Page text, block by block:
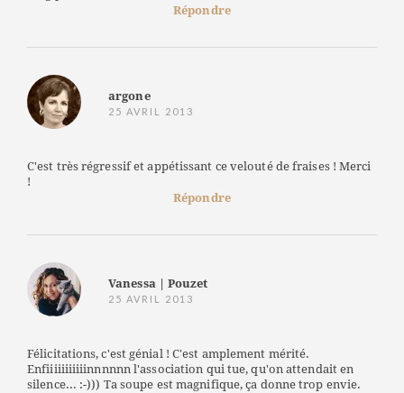
Répondre
argone
25 AVRIL 2013
C'est très régressif et appétissant ce velouté de fraises ! Merci
!
Répondre
Vanessa | Pouzet
25 AVRIL 2013
Félicitations, c'est génial ! C'est amplement mérité.
Enfiiiiiiiiiiinnnnnn l'association qui tue, qu'on attendait en
silence... :-))) Ta soupe est magnifique, ça donne trop envie.